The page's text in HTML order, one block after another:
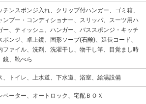
チンスポンジ入れ、クリップ付ハンガー、ゴミ箱、
ンプー・コンディショナー、スリッパ、スーツ用ハ
ー、ティッシュ、ハンガー、バススポンジ・キッチ
ポンジ、卓上鏡、固形ソープ(石鹸)、延長コード、
ファイル、洗剤、洗濯干し、物干し竿、目覚まし時
鏡、靴べら
、トイレ、上水道、下水道、浴室、給湯設備
ベーター、オートロック、宅配ＢＯＸ